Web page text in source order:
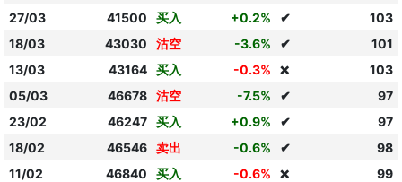
27/03
41500 买入 +0.2% ✔
103
18/03
43030 沽空 -3.6% ✔
101
13/03
43164 买入 -0.3% ❌
103
05/03
46678 沽空 -7.5% ✔
97
23/02
46247 买入 +0.9% ✔
97
18/02
46546 卖出 -0.6% ✔
98
11/02
46840 买入 -0.6% ❌ 99